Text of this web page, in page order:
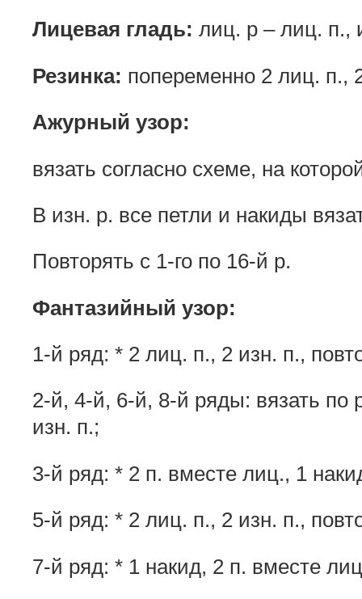
Лицевая гладь: лиц. р – лиц. п.,
Резинка: попеременно 2 лиц. п.,
Ажурный узор:
вязать согласно схеме, на
В изн. р. все петли и накиды
Повторять с 1-го по 16-й р.
Фантазийный узор:
1-й ряд: * 2 лиц. п., 2 изн. п.,
2-й, 4-й, 6-й, 8-й ряды: вязать по
изн. п.;
3-й ряд: * 2 п. вместе лиц., 1
5-й ряд: * 2 лиц. п., 2 изн. п.,
7-й ряд: * 1 накид, 2 п. вместе